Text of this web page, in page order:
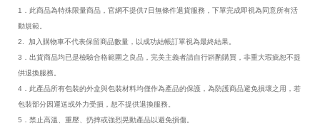
1．此商品為特殊限量商品，官網不提供7日無條件退貨服務，下單完成即視為同意所有活
動規範。
2. 加入購物車不代表保留商品數量，以成功結帳訂單視為最終結果。
3．出貨商品均已是檢驗合格範圍之良品，完美主義者請自行斟酌購買，非重大瑕疵恕不提
供退換服務。
4．此產品所有包裝的外盒與包裝材料均僅作為產品的保護，為防護商品避免損壞之用，若
包裝部分因運送或外力受損，恕不提供退換服務。
5．禁止高溫、重壓、扔摔或強烈晃動產品以避免損傷。